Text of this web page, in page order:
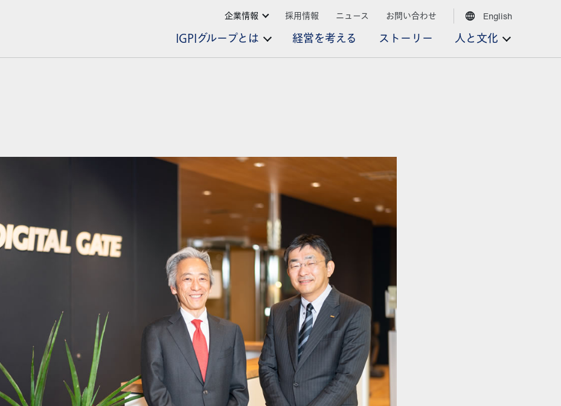
IGPIグループとは 経営を考える ストーリー 人と文化
企業情報 採用情報 ニュース お問い合わせ English